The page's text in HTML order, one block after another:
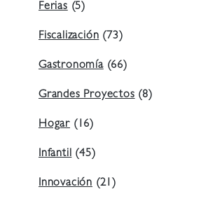
Ferias (5)
Fiscalización (73)
Gastronomía(66)
Grandes Proyectos (8)
Hogar (16)
Infantil (45)
Innovación (21)